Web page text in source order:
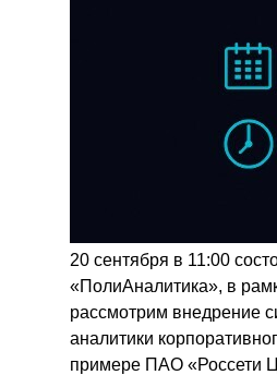
20 сентября в 11:00
«ПолиАналитика», в
рассмотрим внедрение
аналитики
примере ПАО «Россети